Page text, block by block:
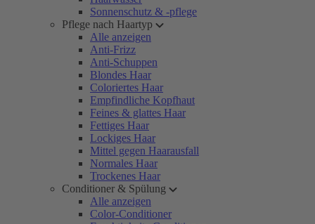
Sonnenschutz & -pflege
Pflege nach Haartyp
Alle anzeigen
Anti-Frizz
Anti-Schuppen
Blondes Haar
Coloriertes Haar
Empfindliche Kopfhaut
Feines & glattes Haar
Fettiges Haar
Lockiges Haar
Mittel gegen Haarausfall
Normales Haar
Trockenes Haar
Conditioner & Spülung
Alle anzeigen
Color-Conditioner